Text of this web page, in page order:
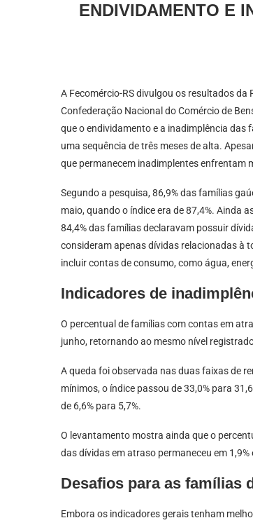
ENDIVIDAMENTO E
A Fecomércio-RS divulgou os resultados da
Confederação Nacional do Comércio de
que o endividamento e a inadimplência
uma sequência de três meses de alta.
que permanecem inadimplentes enfrentam
Segundo a pesquisa, 86,9% das famílias
maio, quando o índice era de 87,4%. Ainda
84,4% das famílias declaravam possuir
consideram apenas dívidas relacionadas à
incluir contas de consumo, como água,
Indicadores de
O percentual de famílias com contas em
junho, retornando ao mesmo nível
A queda foi observada nas duas faixas de
mínimos, o índice passou de 33,0% para
de 6,6% para 5,7%.
O levantamento mostra ainda que o
das dívidas em atraso permaneceu em 1,9%
Desafios para as famílias
Embora os indicadores gerais tenham